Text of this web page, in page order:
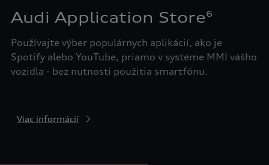
Audi Application Store6
Používajte výber populárnych aplikácií, ako je
Spotify alebo YouTube, priamo v systéme MMI vášho
vozidla - bez nutnosti použitia smartfónu.
Viac informácií